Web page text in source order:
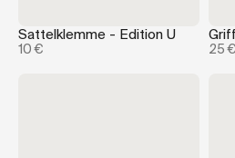
Sattelklemme - Edition U
10 € 25 €